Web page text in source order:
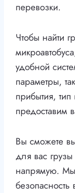
перевозки.
Чтобы найти
удобной
параметры,
прибытия,
предоставим
Вы сможете
для вас грузы
напрямую.